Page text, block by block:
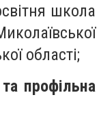
школа
області;
профільна